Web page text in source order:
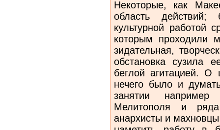
Некоторые, как
область действий;
культурной работой
которым
зидательная,
обстановка су­зила
беглой агитацией. О
нечего было и
занятии например
Мелито­поля и
анархисты и